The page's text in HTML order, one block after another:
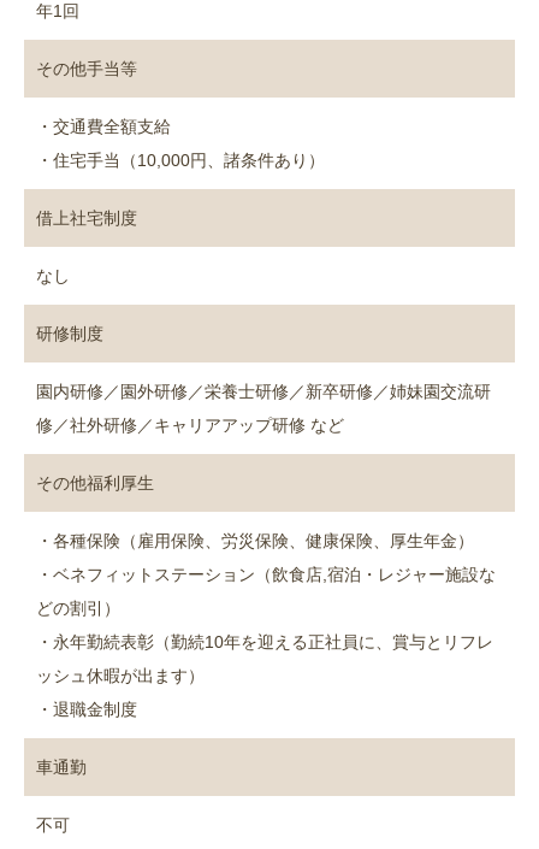
年1回
その他手当等
・交通費全額支給
・住宅手当（10,000円、諸条件あり）
借上社宅制度
なし
研修制度
園内研修／園外研修／栄養士研修／新卒研修／姉妹園交流研
修／社外研修／キャリアアップ研修 など
その他福利厚生
・各種保険（雇用保険、労災保険、健康保険、厚生年金）
・ベネフィットステーション（飲食店,宿泊・レジャー施設な
どの割引）
・永年勤続表彰（勤続10年を迎える正社員に、賞与とリフレ
ッシュ休暇が出ます）
・退職金制度
車通勤
不可